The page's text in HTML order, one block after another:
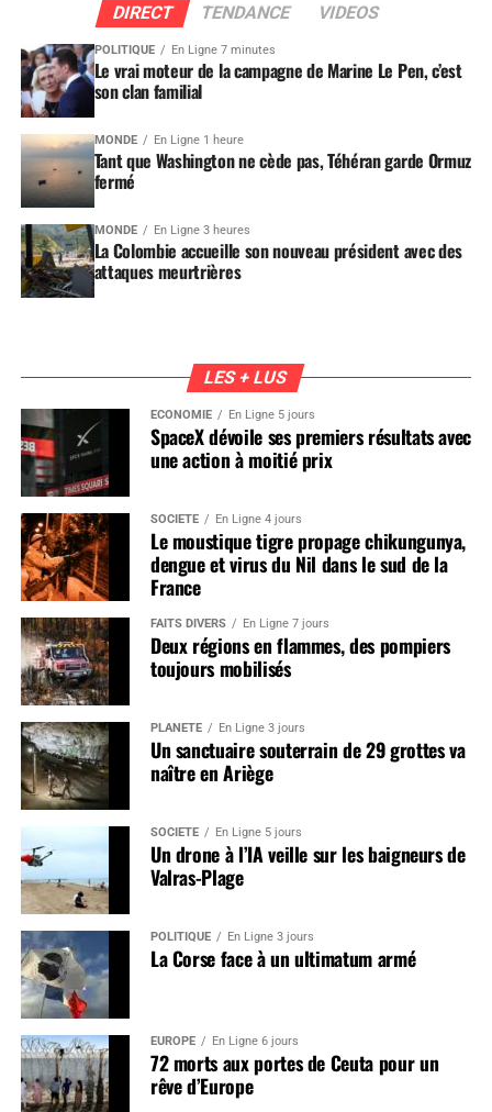
DIRECT TENDANCE VIDEOS
POLITIQUE En Ligne 7 minutes
Le vrai moteur de la campagne de Marine Le Pen, c’est
son clan familial
MONDE En Ligne 1 heure
Tant que Washington ne cède pas, Téhéran garde Ormuz
fermé
MONDE En Ligne 3 heures
La Colombie accueille son nouveau président avec des
attaques meurtrières
LES + LUS
ÉCONOMIE En Ligne 5 jours
SpaceX dévoile ses premiers résultats avec
une action à moitié prix
SOCIÉTÉ En Ligne 4 jours
Le moustique tigre propage chikungunya,
dengue et virus du Nil dans le sud de la
France
FAITS DIVERS En Ligne 7 jours
Deux régions en flammes, des pompiers
toujours mobilisés
PLANÈTE En Ligne 3 jours
Un sanctuaire souterrain de 29 grottes va
naître en Ariège
SOCIÉTÉ En Ligne 5 jours
Un drone à l’IA veille sur les baigneurs de
Valras-Plage
POLITIQUE En Ligne 3 jours
La Corse face à un ultimatum armé
EUROPE En Ligne 6 jours
72 morts aux portes de Ceuta pour un
rêve d’Europe